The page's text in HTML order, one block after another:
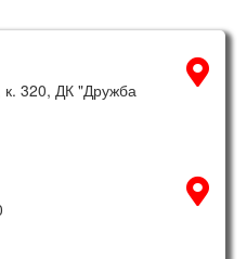
320, ДК "Дружба